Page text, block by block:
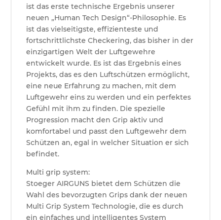
ist das erste technische Ergebnis unserer
neuen „Human Tech Design“-Philosophie. Es
ist das vielseitigste, effizienteste und
fortschrittlichste Checkering, das bisher in der
einzigartigen Welt der Luftgewehre
entwickelt wurde. Es ist das Ergebnis eines
Projekts, das es den Luftschützen ermöglicht,
eine neue Erfahrung zu machen, mit dem
Luftgewehr eins zu werden und ein perfektes
Gefühl mit ihm zu finden. Die spezielle
Progression macht den Grip aktiv und
komfortabel und passt den Luftgewehr dem
Schützen an, egal in welcher Situation er sich
befindet.
Multi grip system:
Stoeger AIRGUNS bietet dem Schützen die
Wahl des bevorzugten Grips dank der neuen
Multi Grip System Technologie, die es durch
ein einfaches und intelligentes System